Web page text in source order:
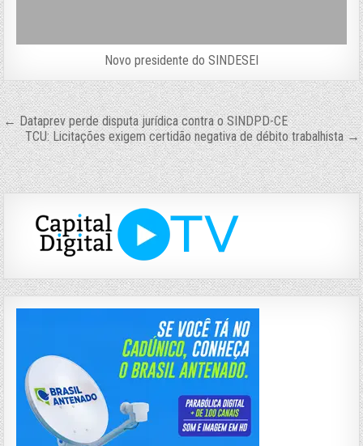
Novo presidente do SINDESEI
Navegação
de
Post
← Dataprev perde disputa jurídica contra o SINDPD-CE
TCU: Licitações exigem certidão negativa de débito trabalhista →